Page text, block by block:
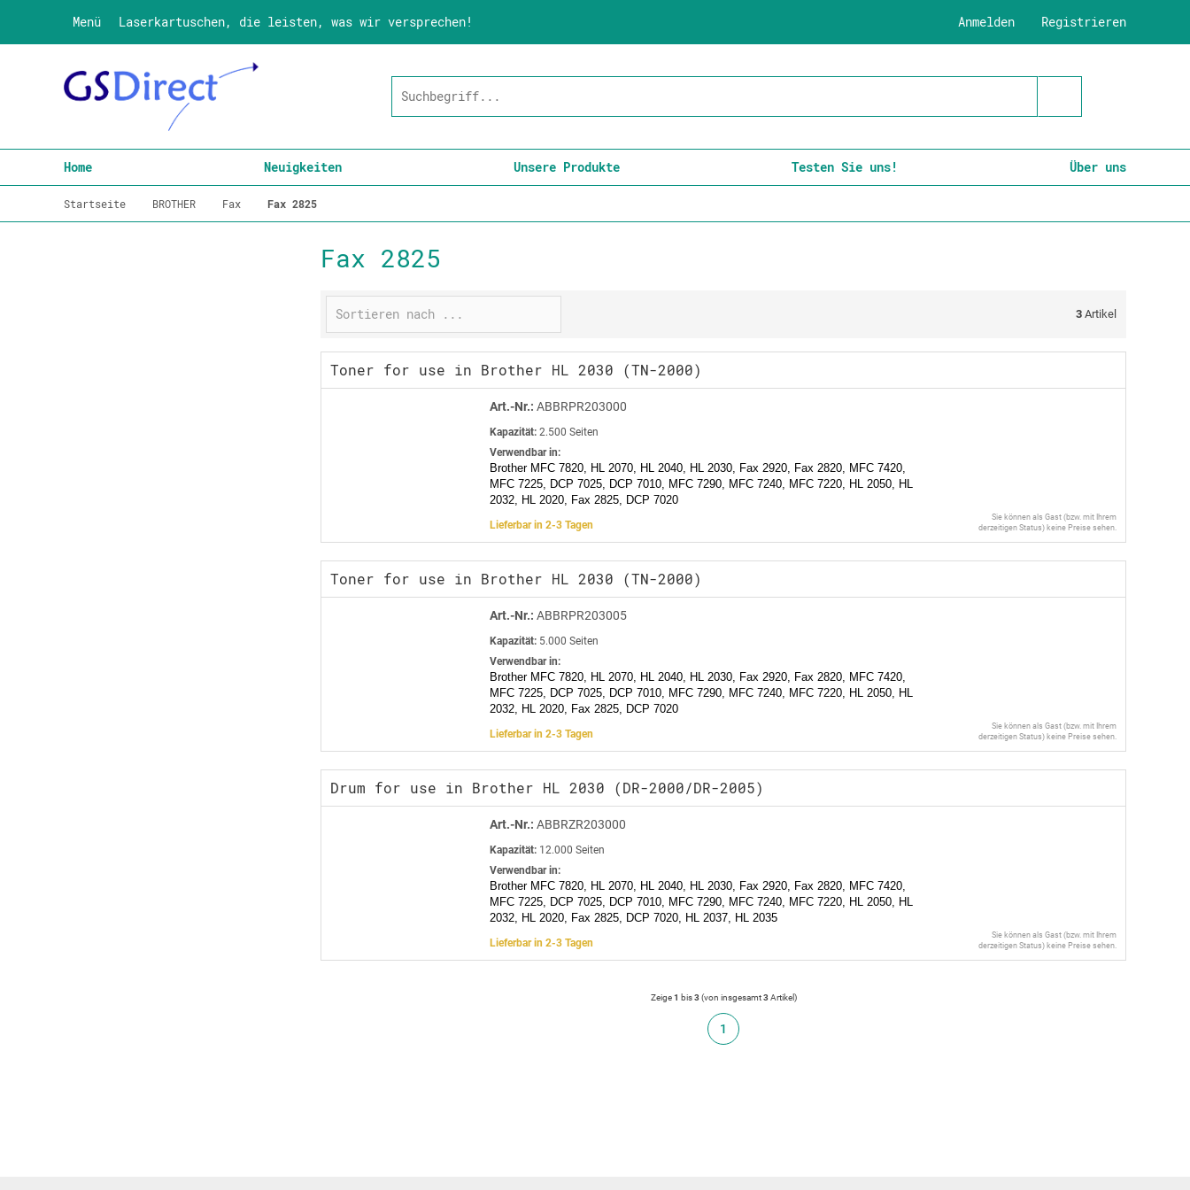
Menü Laserkartuschen, die leisten, was wir versprechen! Registrieren
Anmelden
Home Neuigkeiten Unsere Produkte Testen Sie uns! Über uns
Startseite BROTHER Fax Fax 2825
Fax 2825
3 Artikel
Toner for use in Brother HL 2030 (TN-2000)
Art.-Nr.: ABBRPR203000
Kapazität: 2.500 Seiten
Verwendbar in:
Brother MFC 7820, HL 2070, HL 2040, HL 2030, Fax 2920, Fax 2820, MFC 7420,
MFC 7225, DCP 7025, DCP 7010, MFC 7290, MFC 7240, MFC 7220, HL 2050, HL
2032, HL 2020, Fax 2825, DCP 7020
Lieferbar in 2-3 Tagen
Sie können als Gast (bzw. mit Ihrem
derzeitigen Status) keine Preise sehen.
Toner for use in Brother HL 2030 (TN-2000)
Art.-Nr.: ABBRPR203005
Kapazität: 5.000 Seiten
Verwendbar in:
Brother MFC 7820, HL 2070, HL 2040, HL 2030, Fax 2920, Fax 2820, MFC 7420,
MFC 7225, DCP 7025, DCP 7010, MFC 7290, MFC 7240, MFC 7220, HL 2050, HL
2032, HL 2020, Fax 2825, DCP 7020
Lieferbar in 2-3 Tagen
Sie können als Gast (bzw. mit Ihrem
derzeitigen Status) keine Preise sehen.
Drum for use in Brother HL 2030 (DR-2000/DR-2005)
Art.-Nr.: ABBRZR203000
Kapazität: 12.000 Seiten
Verwendbar in:
Brother MFC 7820, HL 2070, HL 2040, HL 2030, Fax 2920, Fax 2820, MFC 7420,
MFC 7225, DCP 7025, DCP 7010, MFC 7290, MFC 7240, MFC 7220, HL 2050, HL
2032, HL 2020, Fax 2825, DCP 7020, HL 2037, HL 2035
Lieferbar in 2-3 Tagen
Sie können als Gast (bzw. mit Ihrem
derzeitigen Status) keine Preise sehen.
Zeige1 bis3(von insgesamt3Artikel)
1